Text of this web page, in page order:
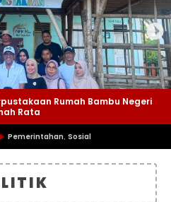
Rumah Bambu Negeri
Rata
Pemerintahan, Sosial